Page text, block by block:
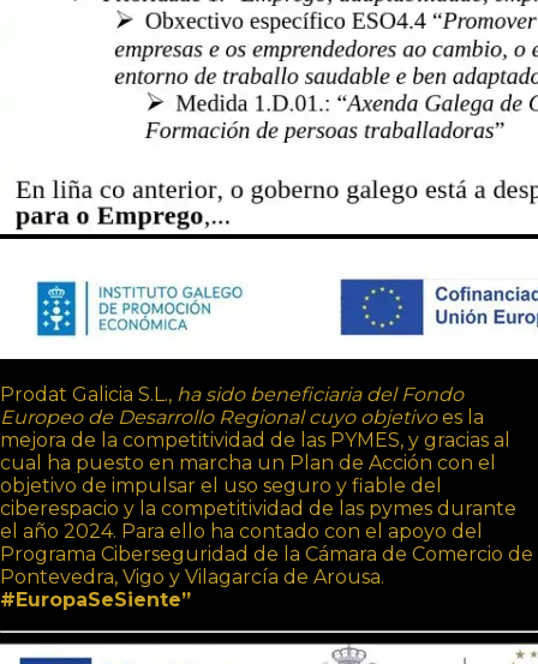
Prodat Galicia S.L., ha sido beneficiaria del Fondo
Europeo de Desarrollo Regional cuyo objetivoes la
mejora de la competitividad de las PYMES, y gracias al
cual ha puesto en marcha un Plan de Acción con el
objetivo de impulsar el uso seguro y fiable del
ciberespacio y la competitividad de las pymes durante
el año 2024. Para ello ha contado con el apoyo del
Programa Ciberseguridad de la Cámara de Comercio de
Pontevedra, Vigo y Vilagarcía de Arousa.
#EuropaSeSiente”